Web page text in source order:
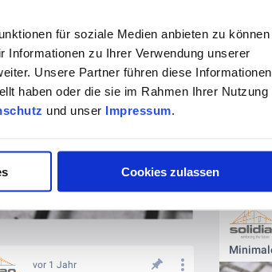
für soziale Medien anbieten zu können
Informationen zu Ihrer Verwendung unserer
Unsere Partner führen diese Informationen
haben oder die sie im Rahmen Ihrer Nutzung
und unser Impressum.
Cookies zulassen
vor 1 Jahr